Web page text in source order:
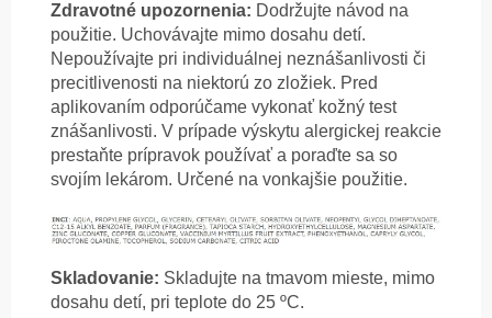
Zdravotné upozornenia: Dodržujte návod na
použitie. Uchovávajte mimo dosahu detí.
Nepoužívajte pri individuálnej neznášanlivosti či
precitlivenosti na niektorú zo zložiek. Pred
aplikovaním odporúčame vykonať kožný test
znášanlivosti. V prípade výskytu alergickej reakcie
prestaňte prípravok používať a poraďte sa so
svojím lekárom. Určené na vonkajšie použitie.
Skladovanie: Skladujte na tmavom mieste, mimo
dosahu detí, pri teplote do 25 ºC.